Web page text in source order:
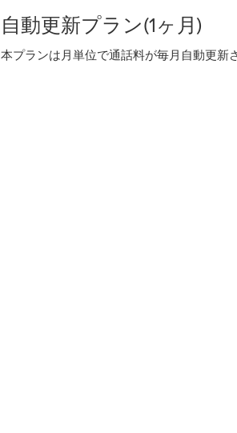
自動更新プラン(1ヶ月)
本プランは月単位で通話料が毎月自動更新